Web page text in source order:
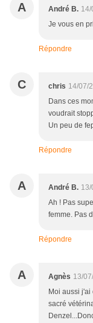
A André B.
Je vous en
Répondre
C chris 14/07/
Dans ces
voudrait
Un peu de
Répondre
A André B.
Ah ! Pas
femme. Pas
Répondre
A Agnès 13/
Moi aussi
sacré